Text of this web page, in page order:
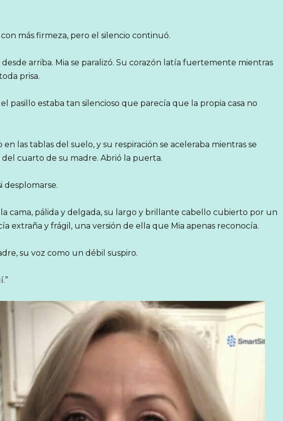
con más firmeza, pero el silencio continuó.
arriba. Mia se paralizó. Su corazón latía fuertemente mientras
prisa.
pasillo estaba tan silencioso que parecía que la propia casa no
en las tablas del suelo, y su respiración se aceleraba mientras se
cuarto de su madre. Abrió la puerta.
desplomarse.
cama, pálida y delgada, su largo y brillante cabello cubierto por un
extraña y frágil, una versión de ella que Mia apenas reconocía.
su voz como un débil suspiro.